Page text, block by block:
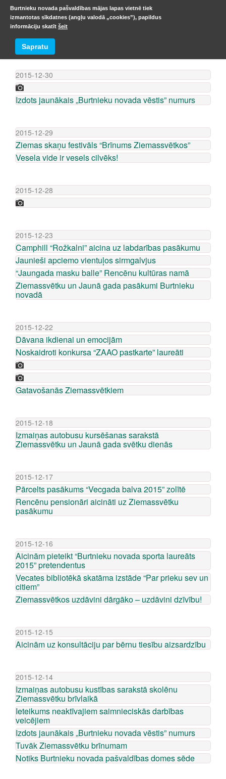
ZIŅU ARHĪVS
2015-12-30
Izdots jaunākais „Burtnieku novada vēstis” numurs
2015-12-29
Ziemas skaņu festivāls “Brīnums Ziemassvētkos”
Vesela vide ir vesels cilvēks!
2015-12-28
2015-12-23
Camphill “Rožkalni” aicina uz labdarības pasākumu
Jaunieši apciemo vientuļos sirmgalvjus
“Jaungada masku balle” Rencēnu kultūras namā
Ziemassvētku un Jaunā gada pasākumi Burtnieku
novadā
2015-12-22
Dāvana ikdienai un emocijām
Noskaidroti konkursa “ZAAO pastkarte” laureāti
Gatavošanās Ziemassvētkiem
2015-12-18
Izmaiņas autobusu kursēšanas sarakstā
Ziemassvētku un Jaunā gada svētku dienās
2015-12-17
Pārcelts pasākums “Vecgada balva 2015” zolītē
Rencēnu pensionāri aicināti uz Ziemassvētku
pasākumu
2015-12-16
Aicinām pieteikt “Burtnieku novada sporta laureāts
2015” pretendentus
Vecates bibliotēkā skatāma izstāde “Par prieku sev un
citiem”
Ziemassvētkos uzdāvini dārgāko – uzdāvini dzīvību!
2015-12-15
Aicinām uz konsultāciju par bērnu tiesību aizsardzību
2015-12-14
Izmaiņas autobusu kustības sarakstā skolēnu
Ziemassvētku brīvlaikā
Ieteikums neaktīvajiem saimnieciskās darbības
veicējiem
Izdots jaunākais „Burtnieku novada vēstis” numurs
Tuvāk Ziemassvētku brīnumam
Notiks Burtnieku novada pašvaldības domes sēde
Burtnieku novada pašvaldības mājas lapas vietnē tiek
izmantotas sīkdatnes (angļu valodā „cookies”), papildus
informāciju skatīt šeit
Sapratu